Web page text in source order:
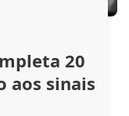
20
aos sinais